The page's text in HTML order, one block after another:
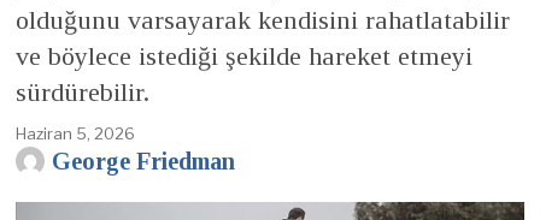
olduğunu varsayarak kendisini rahatlatabilir
ve böylece istediği şekilde hareket etmeyi
sürdürebilir.
Haziran 5, 2026
George Friedman